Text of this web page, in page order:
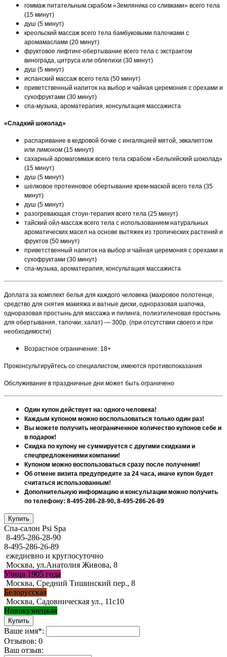
гоммаж питательным скрабом «Земляника со сливками» всего тела
(15 минут)
душ (5 минут)
креольский массаж всего тела бамбуковыми палочками с
аромамаслами (20 минут)
фруктовое лифтинг-обертывание всего тела с экстрактом
винограда, цитруса или облепихи (30 минут)
душ (5 минут)
испанский массаж всего тела (50 минут)
приветственный напиток на выбор и чайная церемония с орехами и
сухофруктами (30 минут)
спа-музыка, ароматерапия, консультация массажиста
«Сладкий шоколад»
распаривание в кедровой бочке с ингаляцией мятой, эвкалиптом
или лимоном (15 минут)
сахарный аромагоммаж всего тела скрабом «Бельгийский шоколад»
(15 минут)
душ (5 минут)
шелковое протеиновое обертывание крем-маской всего тела (35
минут)
душ (5 минут)
разогревающая стоун-терапия всего тела (25 минут)
тайский ойл-массаж всего тела с использованием натуральных
ароматических масел на основе вытяжек из тропических растений и
фруктов (50 минут)
приветственный напиток на выбор и чайная церемония с орехами и
сухофруктами (30 минут)
спа-музыка, ароматерапия, консультация массажиста
Доплата за комплект белья для каждого человека (махровое полотенце,
средство для снятия макияжа и ватные диски, одноразовая шапочка,
одноразовая простынь для массажа и пилинга, полиэтиленовая простынь
для обертывания, тапочки, халат) — 300р. (при отсутствии своего и при
необходимости)
Возрастное ограничение: 18+
Проконсультируйтесь со специалистом, имеются противопоказания
Обслуживание в праздничные дни может быть ограничено
Один купон действует на: одного человека!
Каждым купоном можно воспользоваться только один раз!
Вы можете получить неограниченное количество купонов себе и
в подарок!
Скидка по купону не суммируется с другими скидками и
спецпредложениями компании!
Купоном можно воспользоваться сразу после получения!
Об отмене визита предупредите за 24 часа, иначе купон будет
считаться использованным!
Дополнительную информацию и консультации можно получить
по телефону: 8-495-286-28-90, 8-495-286-26-89
Спа-салон Psi Spa
8-495-286-28-90
8-495-286-26-89
ежедневно и круглосуточно
Москва, ул.Анатолия Живова, 8
Улица 1905 года
Москва, Средний Тишинский пер., 8
Белорусская
Москва, Садовническая ул., 11с10
Новокузнецкая
Ваше имя*:
Отзывов: 0
Ваш отзыв: